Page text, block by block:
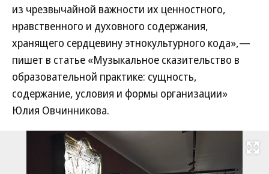
из чрезвычайной важности их ценностного,
нравственного и духовного содержания,
хранящего сердцевину этнокультурного кода»,—
пишет в статье «Музыкальное сказительство в
образовательной практике: сущность,
содержание, условия и формы организации»
Юлия Овчинникова.
Развернуть